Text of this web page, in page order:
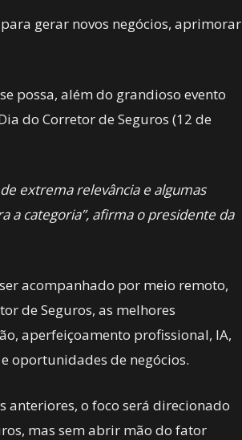
gerar novos negócios, aprimorar
possa, além do grandioso evento
do Corretor de Seguros (12 de
extrema relevância e algumas
a categoria”, afirma o presidente da
acompanhado por meio remoto,
de Seguros, as melhores
aperfeiçoamento profissional, IA,
oportunidades de negócios.
anteriores, o foco será direcionado
mas sem abrir mão do fator